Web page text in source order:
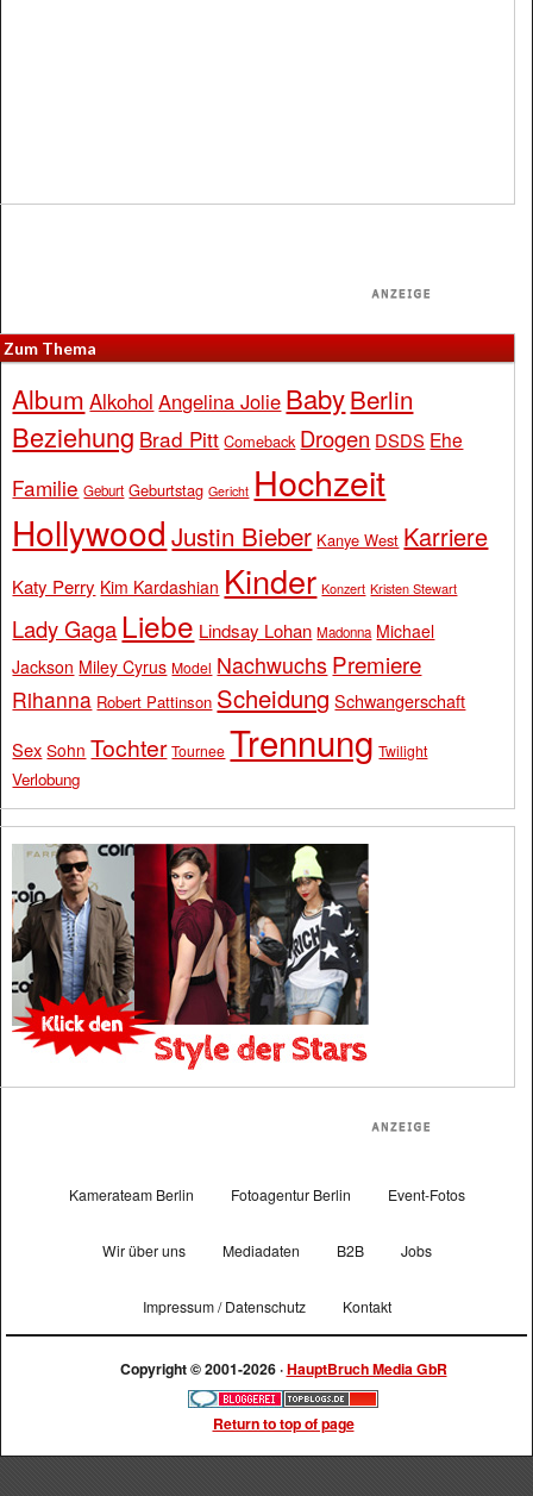
Zum Thema
Album Alkohol Angelina Jolie BabyBerlin
Beziehung Brad Pitt Comeback Drogen DSDS Ehe
Familie Geburt Geburtstag Gericht Hochzeit
Hollywood Justin Bieber Kanye West Karriere
Katy Perry Kim Kardashian Kinder Konzert Kristen Stewart
Lady Gaga Liebe Lindsay Lohan Madonna Michael
Jackson Miley Cyrus Model Nachwuchs Premiere
Rihanna Robert Pattinson Scheidung Schwangerschaft
Sex Sohn Tochter Tournee Trennung Twilight
Verlobung
Kamerateam Berlin Fotoagentur Berlin Event-Fotos
Wir über uns Mediadaten B2B Jobs
Impressum / Datenschutz Kontakt
Copyright © 2001-2026 ·HauptBruch Media GbR
Return to top of page